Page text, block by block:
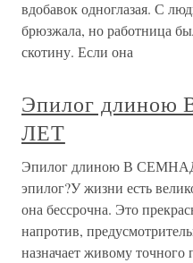
вдобавок одноглазая. С
брюзжала, но работница
скотину. Если она
Эпилог
ЛЕТ
Эпилог длиною В
эпилог?У жизни есть
она бессрочна. Это
напротив,
назначает живому